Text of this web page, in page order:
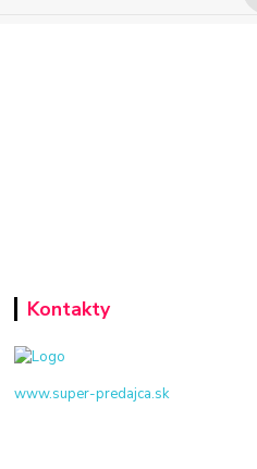
Kontakty
www.super-predajca.sk